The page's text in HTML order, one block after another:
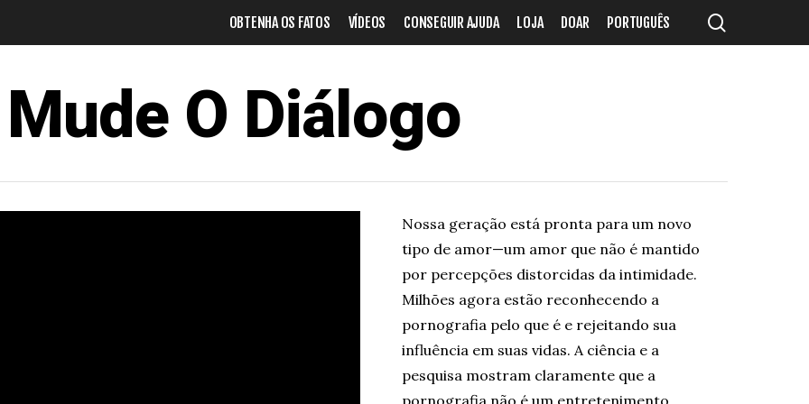
OBTENHA OS FATOS VÍDEOS CONSEGUIR AJUDA LOJA DOAR PORTUGUÊS
Mude O Diálogo
Nossa geração está pronta para um novo
tipo de amor—um amor que não é mantido
por percepções distorcidas da intimidade.
Milhões agora estão reconhecendo a
pornografia pelo que é e rejeitando sua
influência em suas vidas. A ciência e a
pesquisa mostram claramente que a
pornografia não é um entretenimento